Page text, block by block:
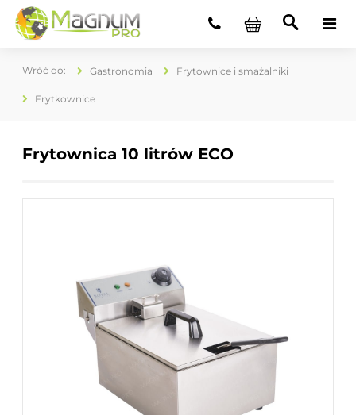
Gastronomia Frytownice i smażalniki
Frytkownice
Frytownica 10 litrów ECO